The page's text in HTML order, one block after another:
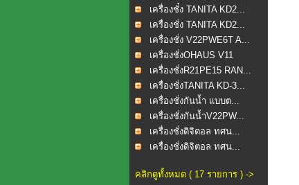
เครื่องชั๋ง TANITA KD2...
เครื่องชั่ง TANITA KD2...
เครื่องชั่ง V22PWE6T A...
เครื่องชั่งOHAUS V11
เครื่องชั่งR21PE15 RAN...
เครื่องชั่งTANITA KD-3...
เครื่องชั่งกันน้ำ แบบต...
เครื่องชั่งกันน้ำV22PW...
เครื่องชั่งดิจิตอล ทศน...
เครื่องชั่งดิจิตอล ทศน...
คลิกดูทั้งหมด ( 17 รายการ ) ->